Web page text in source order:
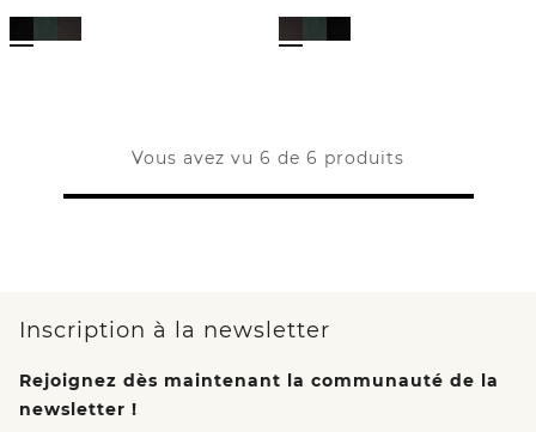
Vous avez vu 6 de 6 produits
Inscription à la newsletter
Rejoignez dès maintenant la communauté de la
newsletter !